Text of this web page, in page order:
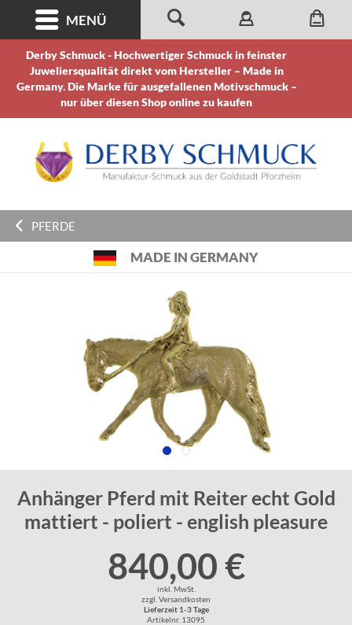
Derby Schmuck - Hochwertiger Schmuck in feinster
Juweliersqualität direkt vom Hersteller – Made in
Germany. Die Marke für ausgefallenen Motivschmuck –
nur über diesen Shop online zu kaufen
MENÜ
PFERDE
MADE IN GERMANY
Anhänger Pferd mit Reiter echt Gold
mattiert - poliert - english pleasure
840,00 €
inkl. MwSt.
zzgl. Versandkosten
Lieferzeit 1-3 Tage
Artikelnr. 13095